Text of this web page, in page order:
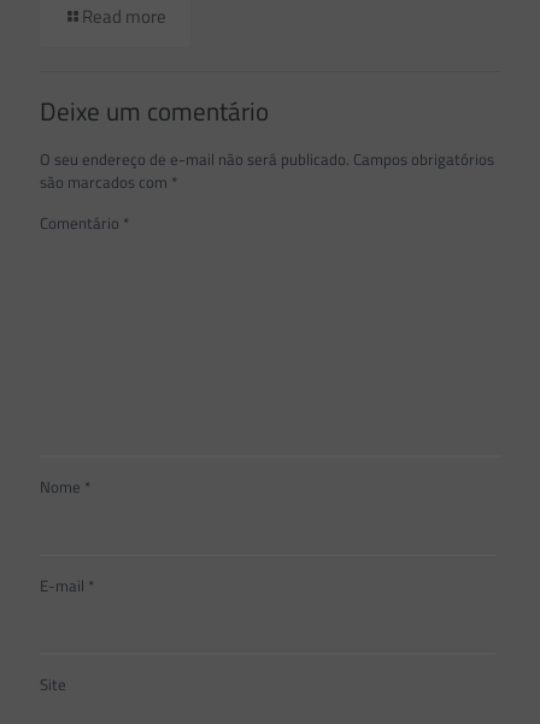
Read more
Deixe um comentário
O seu endereço de e-mail não será publicado. Campos obrigatórios
são marcados com *
Comentário *
Nome *
E-mail *
Site